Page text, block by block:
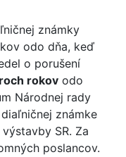
známky
odo dňa, keď
o porušení
rokov odo
Národnej rady
známke
SR. Za
poslancov.